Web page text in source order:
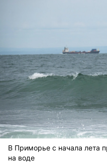
В Приморье с начала лета
на воде